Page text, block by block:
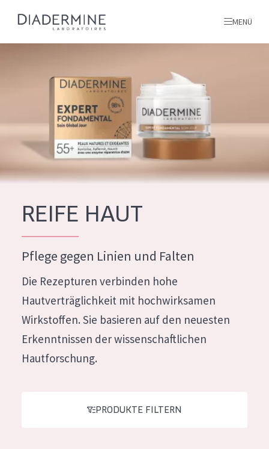
PRODUKTTYP
Feuchtigkeit und Ausstrahlung
Faltenreduzierung
Hautregeneration
ALLE PRODUKTE
MENÜ
Startseite
inhaltsstoffe
Über uns
Inspiration
Kontakt
French
German
Greek
REIFE HAUT
Pflege gegen Linien und Falten
Die Rezepturen verbinden hohe
Hautverträglichkeit mit hochwirksamen
Wirkstoffen. Sie basieren auf den neuesten
Erkenntnissen der wissenschaftlichen
Hautforschung.
PRODUKTE FILTERN